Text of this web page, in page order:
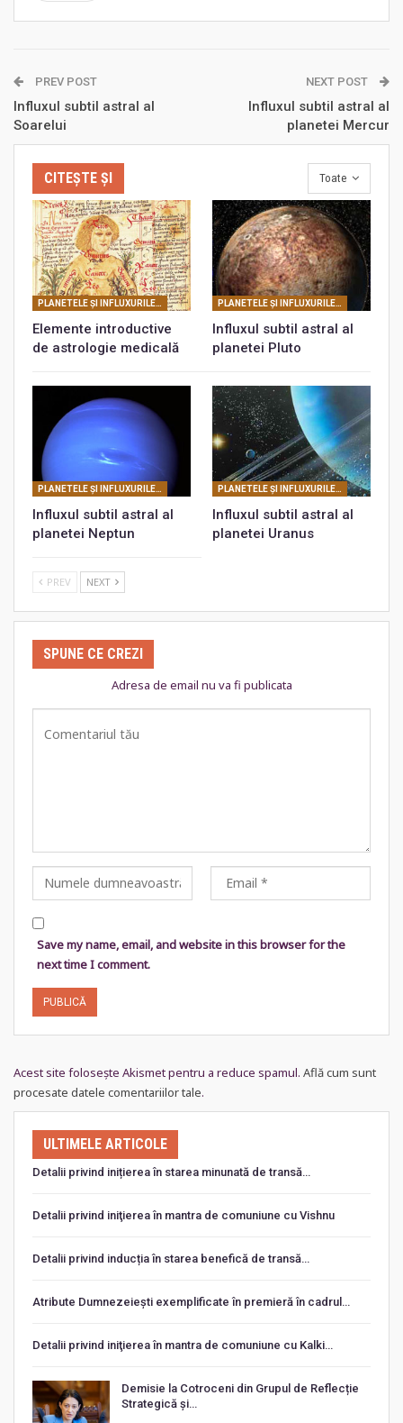
PREV POST
Influxul subtil astral al
Soarelui
NEXT POST
Influxul subtil astral al
planetei Mercur
Toate
CITEȘTE ȘI
PLANETELE ŞI INFLUXURILE LOR SUBTILE ASTRALE
Elemente introductive
de astrologie medicală
PLANETELE ŞI INFLUXURILE LOR SUBTILE ASTRALE
Influxul subtil astral al
planetei Pluto
PLANETELE ŞI INFLUXURILE LOR SUBTILE ASTRALE
Influxul subtil astral al
planetei Neptun
PLANETELE ŞI INFLUXURILE LOR SUBTILE ASTRALE
Influxul subtil astral al
planetei Uranus
PREV NEXT
SPUNE CE CREZI
Adresa de email nu va fi publicata
Save my name, email, and website in this browser for the
next time I comment.
Acest site folosește Akismet pentru a reduce spamul. Află cum sunt
procesate datele comentariilor tale.
ULTIMELE ARTICOLE
Detalii privind inițierea în starea minunată de transă…
Detalii privind iniţierea în mantra de comuniune cu Vishnu
Detalii privind inducția în starea benefică de transă…
Atribute Dumnezeiești exemplificate în premieră în cadrul…
Detalii privind iniţierea în mantra de comuniune cu Kalki…
Demisie la Cotroceni din Grupul de Reflecție
Strategică și…